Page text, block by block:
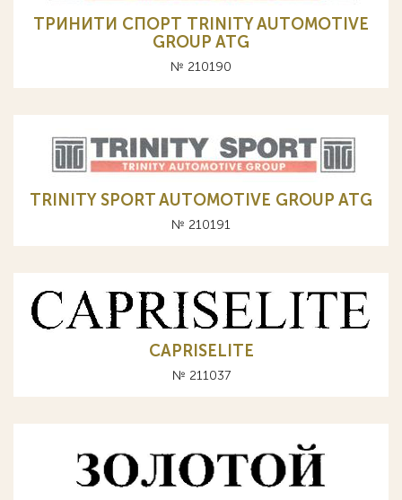
ТРИНИТИ СПОРТ TRINITY AUTOMOTIVE
GROUP ATG
№ 210190
TRINITY SPORT AUTOMOTIVE GROUP ATG
№ 210191
CAPRISELITE
№ 211037